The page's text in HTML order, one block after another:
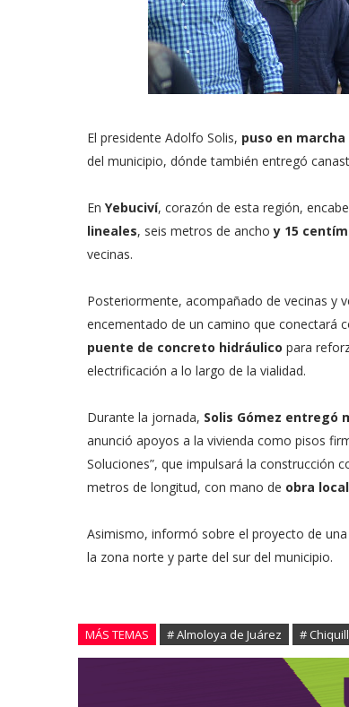
El presidente Adolfo Solis, puso en
del municipio, dónde también entregó
En Yebuciví, corazón de esta región,
lineales, seis metros de anchoy 15
vecinas.
Posteriormente, acompañado de vecinas y
encementado de un camino que conectará
puente de concreto hidráulico para
electrificación a lo largo de la vialidad.
Durante la jornada, Solis Gómez entregó
anunció apoyos a la vivienda como pisos
Soluciones”, que impulsará la construcción
metros de longitud, con mano de obra local
Asimismo, informó sobre el proyecto de una
la zona norte y parte del sur del municipio.
MÁS TEMAS # Almoloya de Juárez #